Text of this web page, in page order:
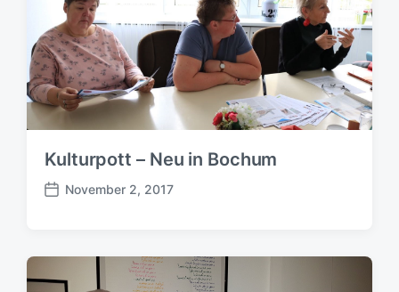
Kulturpott – Neu in Bochum
B
t
November 2, 2017